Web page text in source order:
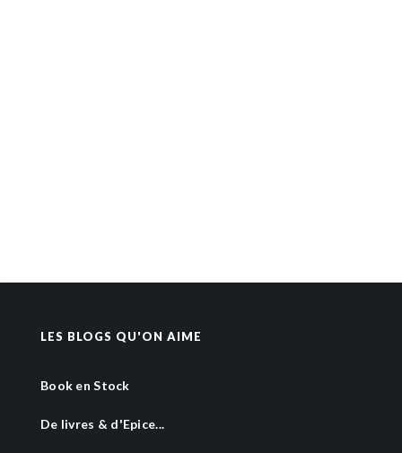
LES BLOGS QU'ON AIME
Book en Stock
De livres & d'Epice...